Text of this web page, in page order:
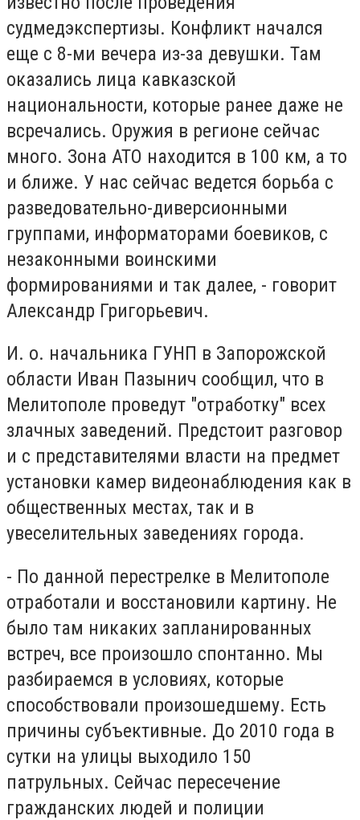
судмедэкспертизы. Конфликт начался
еще с 8-ми вечера из-за девушки. Там
оказались лица кавказской
национальности, которые ранее даже не
всречались. Оружия в регионе сейчас
много. Зона АТО находится в 100 км, а то
и ближе. У нас сейчас ведется борьба с
разведовательно-диверсионными
группами, информаторами боевиков, с
незаконными воинскими
формированиями и так далее, - говорит
Александр Григорьевич.
И. о. начальника ГУНП в Запорожской
области Иван Пазынич сообщил, что в
Мелитополе проведут "отработку" всех
злачных заведений. Предстоит разговор
и с представителями власти на предмет
установки камер видеонаблюдения как в
общественных местах, так и в
увеселительных заведениях города.
- По данной перестрелке в Мелитополе
отработали и восстановили картину. Не
было там никаких запланированных
встреч, все произошло спонтанно. Мы
разбираемся в условиях, которые
способствовали произошедшему. Есть
причины субъективные. До 2010 года в
сутки на улицы выходило 150
патрульных. Сейчас пересечение
гражданских людей и полиции